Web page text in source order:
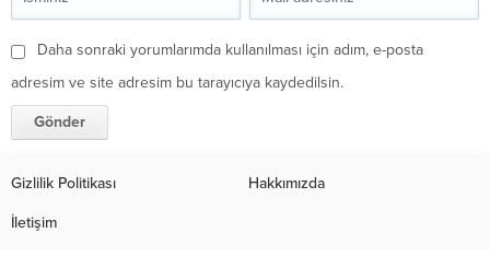
Daha sonraki yorumlarımda kullanılması için adım, e-posta
adresim ve site adresim bu tarayıcıya kaydedilsin.
Gizlilik Politikası Hakkımızda
İletişim